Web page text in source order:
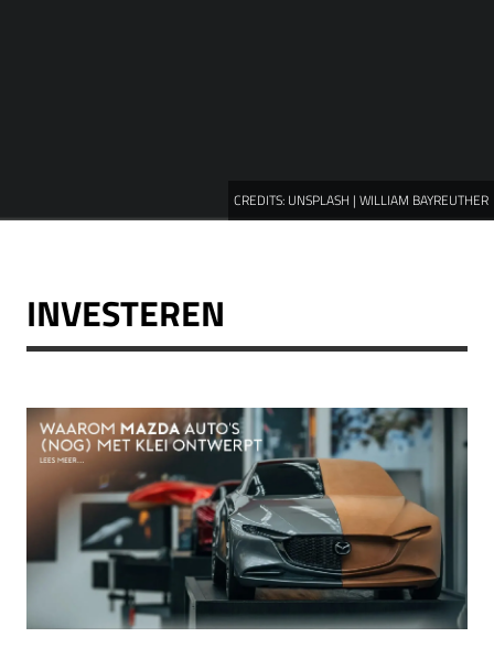
CREDITS: UNSPLASH | WILLIAM BAYREUTHER
INVESTEREN